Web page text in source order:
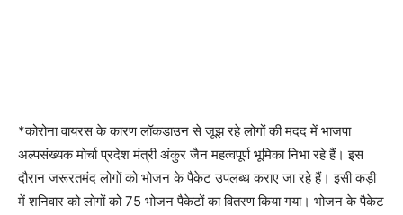
*कोरोना वायरस के कारण लॉकडाउन से जूझ रहे लोगों की मदद में भाजपा
अल्पसंख्यक मोर्चा प्रदेश मंत्री अंकुर जैन महत्वपूर्ण भूमिका निभा रहे हैं। इस
दौरान जरूरतमंद लोगों को भोजन के पैकेट उपलब्ध कराए जा रहे हैं। इसी कड़ी
में शनिवार को लोगों को 75 भोजन पैकेटों का वितरण किया गया। भोजन के पैकेट